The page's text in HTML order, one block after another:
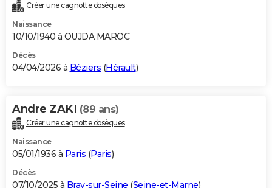
Destinations
City break
Voyage nature
Voyage de noces
Forum
Climat
+PHOTO
GUIDES D'ACHAT
BONS PLANS
Carte de Noël
Carte Bonne année
Carte Saint-Valentin
Carte Pâques
Carte d'anniversaire
DICTIONNAIRE
Dictionnaire
Biographies
Citations
Expressions
Proverbes
PROGRAMME TV
Créer une cagnotte obsèques
Naissance
10/10/1940 à OUJDA MAROC
Décès
04/04/2026 à Béziers (Hérault)
Andre ZAKI (89 ans)
Créer une cagnotte obsèques
Naissance
05/01/1936 à Paris (Paris)
Décès
07/10/2025 à Bray-sur-Seine (Seine-et-Marne)